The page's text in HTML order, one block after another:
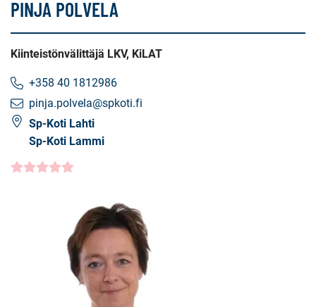
PINJA POLVELA
Kiinteistönvälittäjä LKV, KiLAT
+358 40 1812986
pinja.polvela@spkoti.fi
Sp-Koti Lahti
Sp-Koti Lammi
Asiakasarvio